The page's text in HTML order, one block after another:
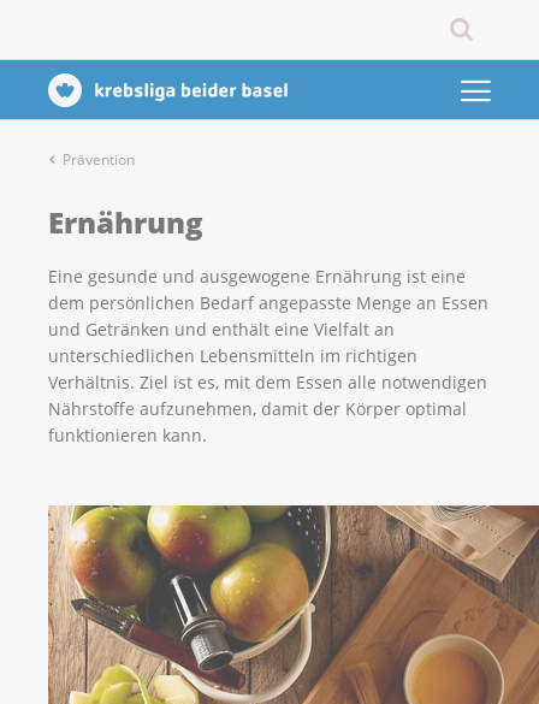
Prävention
Ernährung
Eine gesunde und ausgewogene Ernährung ist eine
dem persönlichen Bedarf angepasste Menge an Essen
und Getränken und enthält eine Vielfalt an
unterschiedlichen Lebensmitteln im richtigen
Verhältnis. Ziel ist es, mit dem Essen alle notwendigen
Nährstoffe aufzunehmen, damit der Körper optimal
funktionieren kann.